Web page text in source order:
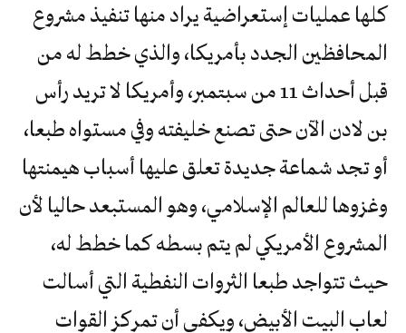
كلها عمليات إستعراضية يراد منها تنفيذ مشروع
المحافظين الجدد بأمريكا، والذي خطط له من
قبل أحداث 11 من سبتمبر، وأمريكا لا تريد رأس
بن لادن الآن حتى تصنع خليفته وفي مستواه طبعا،
أو تجد شماعة جديدة تعلق عليها أسباب هيمنتها
وغزوها للعالم الإسلامي، وهو المستبعد حاليا لأن
المشروع الأمريكي لم يتم بسطه كما خطط له،
حيث تتواجد طبعا الثروات النفطية التي أسالت
لعاب البيت الأبيض، ويكفي أن تمركز القوات